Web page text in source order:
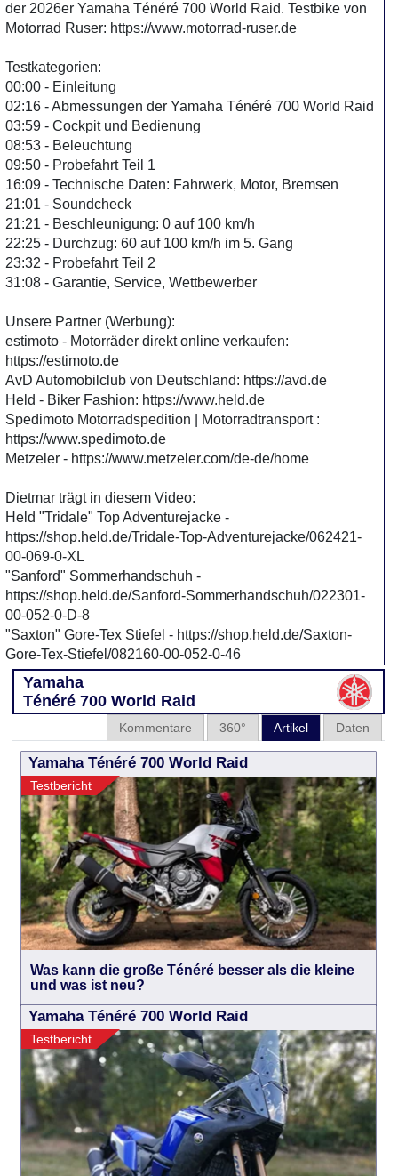
der 2026er Yamaha Ténéré 700 World Raid. Testbike von
Motorrad Ruser: https://www.motorrad-ruser.de
Testkategorien:
00:00 - Einleitung
02:16 - Abmessungen der Yamaha Ténéré 700 World Raid
03:59 - Cockpit und Bedienung
08:53 - Beleuchtung
09:50 - Probefahrt Teil 1
16:09 - Technische Daten: Fahrwerk, Motor, Bremsen
21:01 - Soundcheck
21:21 - Beschleunigung: 0 auf 100 km/h
22:25 - Durchzug: 60 auf 100 km/h im 5. Gang
23:32 - Probefahrt Teil 2
31:08 - Garantie, Service, Wettbewerber
Unsere Partner (Werbung):
estimoto - Motorräder direkt online verkaufen:
https://estimoto.de
AvD Automobilclub von Deutschland: https://avd.de
Held - Biker Fashion: https://www.held.de
Spedimoto Motorradspedition | Motorradtransport :
https://www.spedimoto.de
Metzeler - https://www.metzeler.com/de-de/home
Dietmar trägt in diesem Video:
Held "Tridale" Top Adventurejacke -
https://shop.held.de/Tridale-Top-Adventurejacke/062421-
00-069-0-XL
"Sanford" Sommerhandschuh -
https://shop.held.de/Sanford-Sommerhandschuh/022301-
00-052-0-D-8
"Saxton" Gore-Tex Stiefel - https://shop.held.de/Saxton-
Gore-Tex-Stiefel/082160-00-052-0-46
Yamaha
Ténéré 700 World Raid
Daten
Artikel
360°
Kommentare
Yamaha Ténéré 700 World Raid
Testbericht
Was kann die große Ténéré besser als die kleine
und was ist neu?
Yamaha Ténéré 700 World Raid
Testbericht